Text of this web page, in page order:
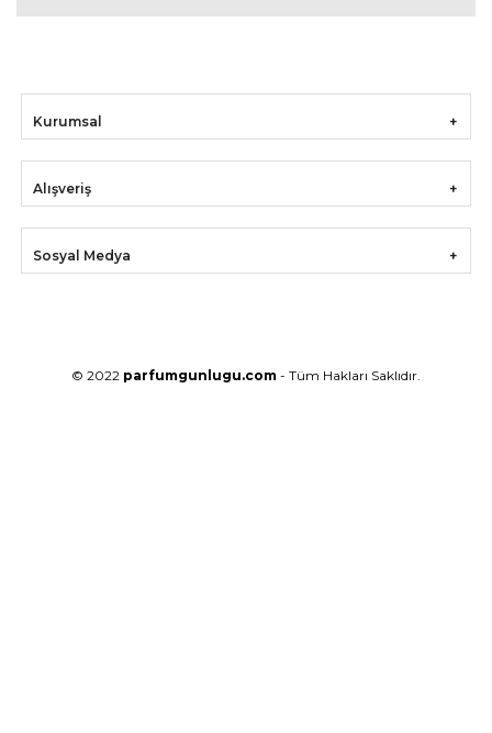
Kurumsal
Alışveriş
Sosyal Medya
© 2022 parfumgunlugu.com - Tüm Hakları Saklıdır.